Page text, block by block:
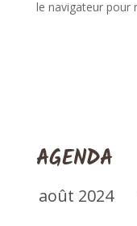
le navigateur pour
AGENDA